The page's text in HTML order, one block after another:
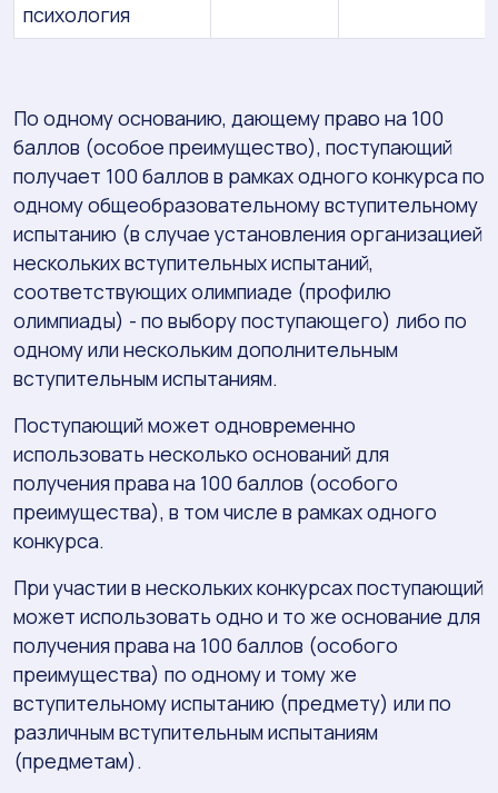
психология
По одному основанию, дающему право на 100
баллов (особое преимущество), поступающий
получает 100 баллов в рамках одного конкурса по
одному общеобразовательному вступительному
испытанию (в случае установления организацией
нескольких вступительных испытаний,
соответствующих олимпиаде (профилю
олимпиады) - по выбору поступающего) либо по
одному или нескольким дополнительным
вступительным испытаниям.
Поступающий может одновременно
использовать несколько оснований для
получения права на 100 баллов (особого
преимущества), в том числе в рамках одного
конкурса.
При участии в нескольких конкурсах поступающий
может использовать одно и то же основание для
получения права на 100 баллов (особого
преимущества) по одному и тому же
вступительному испытанию (предмету) или по
различным вступительным испытаниям
(предметам).